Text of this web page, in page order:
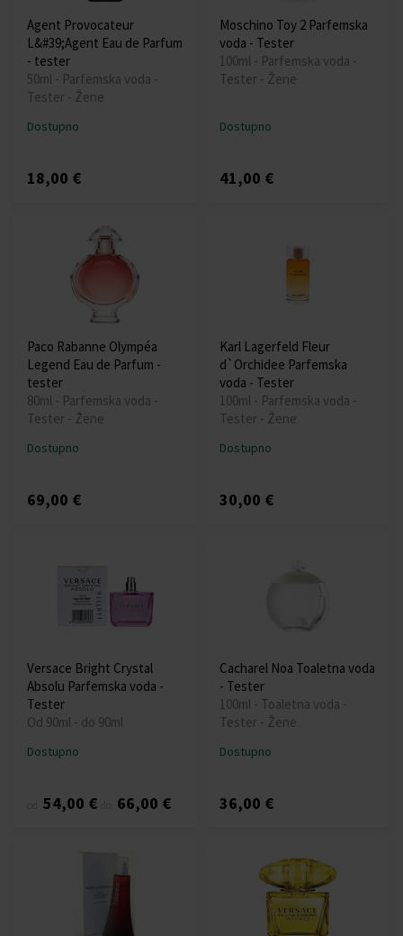
Agent Provocateur
L&#39;Agent Eau de Parfum
- tester
50ml - Parfemska voda -
Tester - Žene
Dostupno
18,00 €
Moschino Toy 2 Parfemska
voda - Tester
100ml - Parfemska voda -
Tester - Žene
Dostupno
41,00 €
Paco Rabanne Olympéa
Legend Eau de Parfum -
tester
80ml - Parfemska voda -
Tester - Žene
Dostupno
69,00 €
Karl Lagerfeld Fleur
d`Orchidee Parfemska
voda - Tester
100ml - Parfemska voda -
Tester - Žene
Dostupno
30,00 €
Versace Bright Crystal
Absolu Parfemska voda -
Tester
Od 90ml - do 90ml
Dostupno
54,00 € 66,00 €
Cacharel Noa Toaletna voda
- Tester
100ml - Toaletna voda -
Tester - Žene
Dostupno
36,00 €